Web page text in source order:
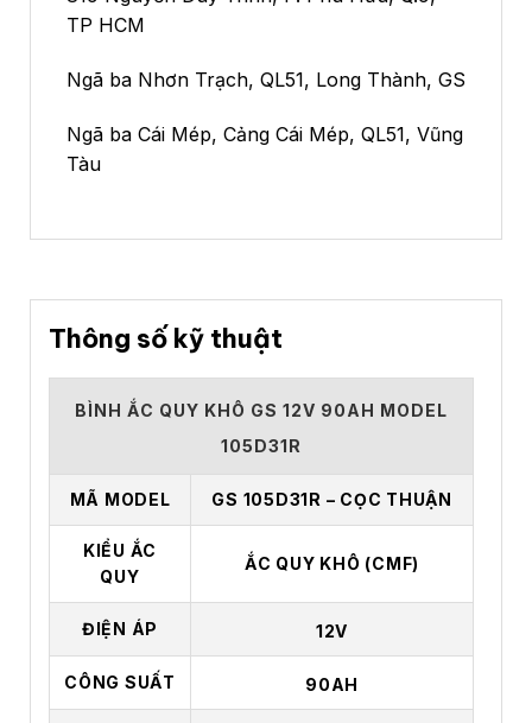
TP HCM
Ngã ba Nhơn Trạch, QL51, Long Thành, GS
Ngã ba Cái Mép, Cảng Cái Mép, QL51, Vũng
Tàu
Thông số kỹ thuật
BÌNH ẮC QUY KHÔ GS 12V 90AH MODEL
105D31R
MÃ MODEL GS 105D31R – CỌC THUẬN
KIỂU ẮC
QUY
ẮC QUY KHÔ (CMF)
ĐIỆN ÁP 12V
CÔNG SUẤT 90AH